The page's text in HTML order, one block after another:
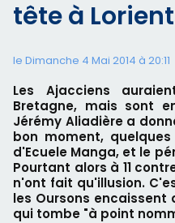
tête à
le Dimanche 4 Mai 2014 à 20:11
Les Ajacciens
Bretagne, mais sont
Jérémy Aliadière a
bon moment,
d'Ecuele Manga, et le
Pourtant alors à 11
n'ont fait qu'illusion.
les Oursons encaissent
qui tombe "à point